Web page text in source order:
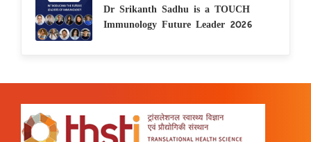
Dr Srikanth Sadhu is a TOUCH
Immunology Future Leader 2026